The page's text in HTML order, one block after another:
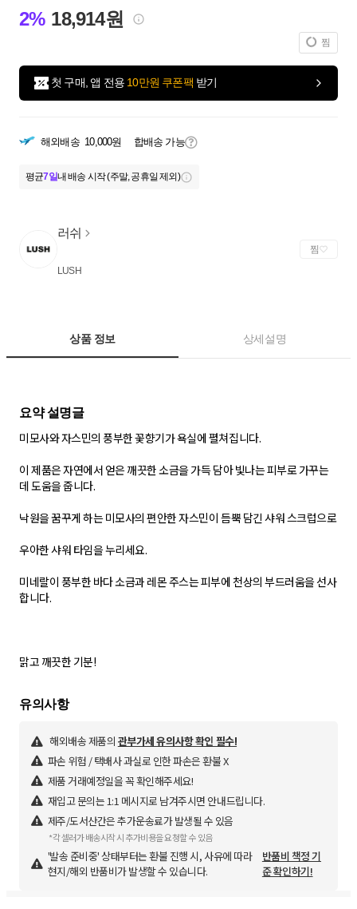
2% 18,914원
찜
첫 구매, 앱 전용 10만원 쿠폰팩 받기
해외배송 10,000원 합배송 가능
평균7일내 배송 시작 (주말, 공휴일 제외)
러쉬
LUSH
찜
상품 정보 상세설명
요약 설명글
미모사와 자스민의 풍부한 꽃향기가 욕실에 펼쳐집니다.
이 제품은 자연에서 얻은 깨끗한 소금을 가득 담아 빛나는 피부로 가꾸는
데 도움을 줍니다.
낙원을 꿈꾸게 하는 미모사의 편안한 자스민이 듬뿍 담긴 샤워 스크럽으로
우아한 샤워 타임을 누리세요.
미네랄이 풍부한 바다 소금과 레몬 주스는 피부에 천상의 부드러움을 선사
합니다.
맑고 깨끗한 기분!
유의사항
해외배송 제품의 관부가세 유의사항 확인 필수!
파손 위험 / 택배사 과실로 인한 파손은 환불 X
제품 거래예정일을 꼭 확인해주세요!
재입고 문의는 1:1 메시지로 남겨주시면 안내드립니다.
제주/도서산간은 추가운송료가 발생될 수 있음
*각 셀러가 배송시작 시 추가비용을 요청할 수 있음
'발송 준비중' 상태부터는 환불 진행 시, 사유에 따라
현지/해외 반품비가 발생할 수 있습니다.
반품비 책정 기
준 확인하기!